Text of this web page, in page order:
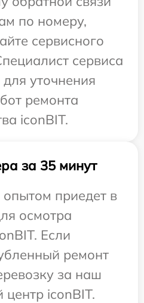
по номеру,
сервисного
сервиса
уточнения
ремонта
iconBIT.
за 35 минут
приедет в
осмотра
Если
ремонт
за наш
центр iconBIT.